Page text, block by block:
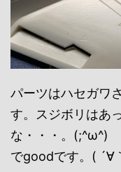
パーツはハセガワ
す。スジボリはあ
な・・・。(;^ω^)
でgoodです。( ´∀